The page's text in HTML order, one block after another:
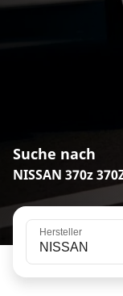
Suche nach
NISSAN 370z
Hersteller
NISSAN